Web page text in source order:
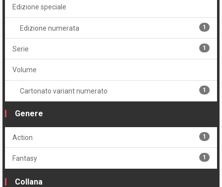
Edizione speciale
Edizione numerata 1
Serie 1
Volume
Cartonato variant numerato 1
Genere
Action 1
Fantasy 1
Collana